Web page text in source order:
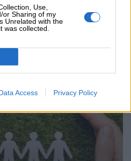
Use,
or Sharing of my
Unrelated with the
was collected.
Access Privacy Policy